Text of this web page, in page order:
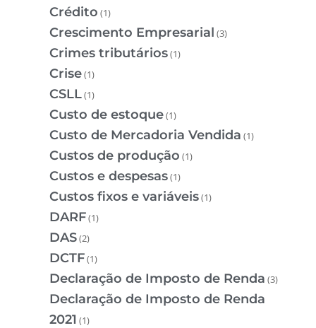
Crédito (1)
Crescimento Empresarial (3)
Crimes tributários(1)
Crise(1)
CSLL(1)
Custo de estoque(1)
Custo de Mercadoria Vendida (1)
Custos de produção (1)
Custos e despesas(1)
Custos fixos e variáveis(1)
DARF(1)
DAS(2)
DCTF(1)
Declaração de Imposto de Renda (3)
Declaração de Imposto de Renda
2021 (1)